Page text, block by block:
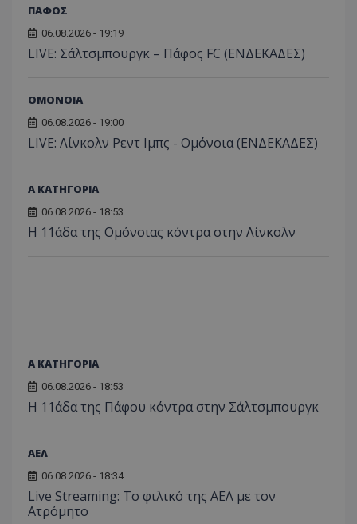
ΠΑΦΟΣ
06.08.2026 - 19:19
LIVE: Σάλτσμπουργκ – Πάφος FC (ΕΝΔΕΚΑΔΕΣ)
ΟΜΟΝΟΙΑ
06.08.2026 - 19:00
LIVE: Λίνκολν Ρεντ Ιμπς - Ομόνοια (ΕΝΔΕΚΑΔΕΣ)
Α ΚΑΤΗΓΟΡΙΑ
06.08.2026 - 18:53
Η 11άδα της Ομόνοιας κόντρα στην Λίνκολν
Α ΚΑΤΗΓΟΡΙΑ
06.08.2026 - 18:53
Η 11άδα της Πάφου κόντρα στην Σάλτσμπουργκ
ΑΕΛ
06.08.2026 - 18:34
Live Streaming: Το φιλικό της ΑΕΛ με τον
Ατρόμητο